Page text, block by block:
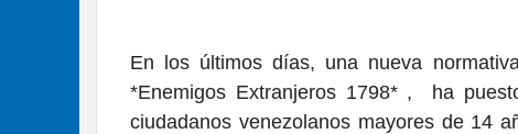
En los últimos días, una nueva
*Enemigos Extranjeros 1798* , ha
ciudadanos venezolanos mayores de 14